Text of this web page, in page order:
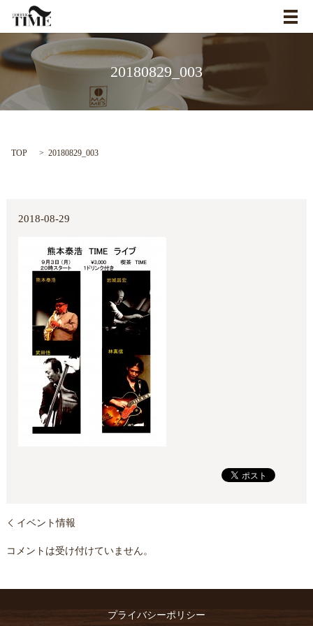
メ
20180829_003
TOP 20180829_003
2018-08-29
イベント情報
コメントは受け付けていません。
プライバシーポリシー